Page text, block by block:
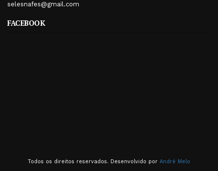
selesnafes@gmail.com
FACEBOOK
Todos os direitos reservados. Desenvolvido por André Melo